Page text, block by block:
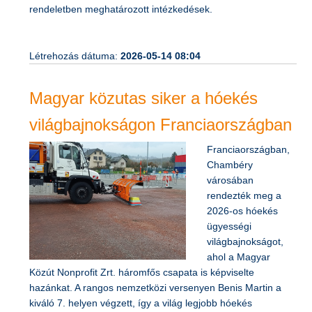
rendeletben meghatározott intézkedések.
Létrehozás dátuma:2026-05-14 08:04
Magyar közutas siker a hóekés
világbajnokságon Franciaországban
Franciaországban,
Chambéry
városában
rendezték meg a
2026-os hóekés
ügyességi
világbajnokságot,
ahol a Magyar
Közút Nonprofit Zrt. háromfős csapata is képviselte
hazánkat. A rangos nemzetközi versenyen Benis Martin a
kiváló 7. helyen végzett, így a világ legjobb hóekés